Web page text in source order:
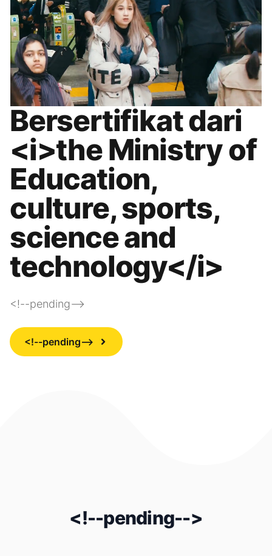
Bersertifikat dari
<i>the Ministry of
Education,
culture, sports,
science and
technology</i>
<!--pending-->
<!--pending-->
<!--pending-->